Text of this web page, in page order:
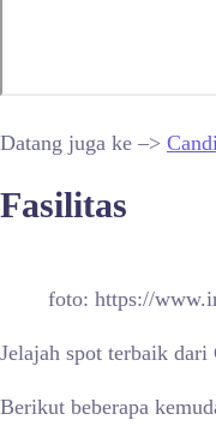
Datang juga ke –>
Fasilitas
foto: https://
Jelajah spot terbaik dari
Berikut beberapa